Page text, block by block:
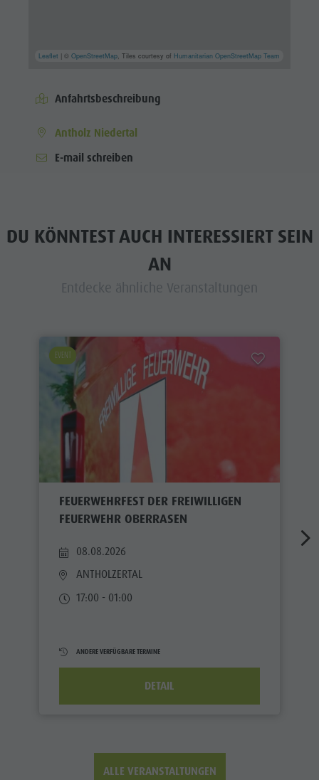
Leaflet | ©OpenStreetMap , Tiles courtesy of Humanitarian OpenStreetMap Team
Anfahrtsbeschreibung
Antholz Niedertal
E-mail schreiben
DU KÖNNTEST AUCH INTERESSIERT SEIN
AN
Entdecke ähnliche Veranstaltungen
EVENT
FEUERWEHRFEST DER FREIWILLIGEN
FEUERWEHR OBERRASEN
08.08.2026
ANTHOLZERTAL
17:00 - 01:00
ANDERE VERFÜGBARE TERMINE
DETAIL
ALLE VERANSTALTUNGEN